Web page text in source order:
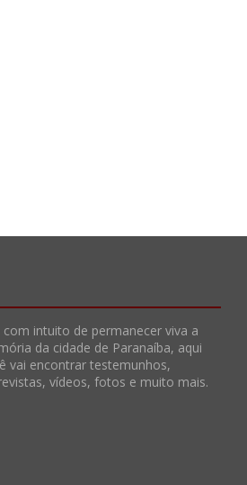
com intuito de permanecer viva a
da cidade de Paranaíba, aqui
vai encontrar testemunhos,
vídeos, fotos e muito mais.